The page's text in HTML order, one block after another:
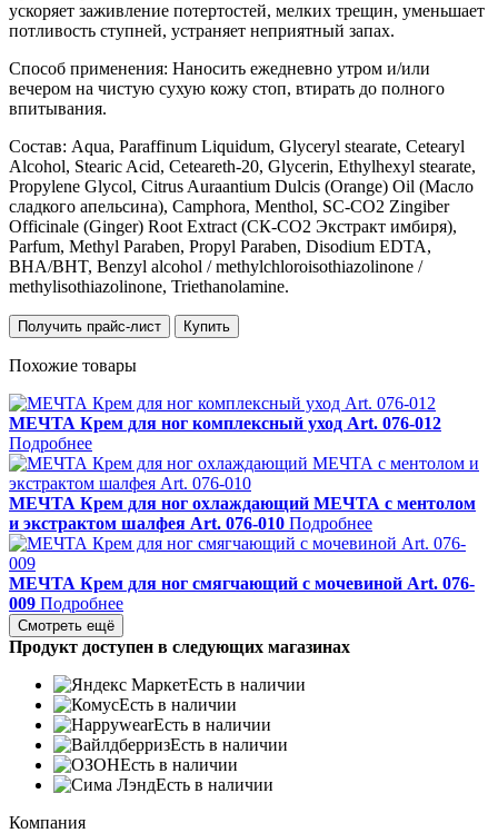
ускоряет заживление потертостей, мелких трещин, уменьшает
потливость ступней, устраняет неприятный запах.
Способ применения: Наносить ежедневно утром и/или
вечером на чистую сухую кожу стоп, втирать до полного
впитывания.
Состав: Aqua, Paraffinum Liquidum, Glyceryl stearate, Cetearyl
Alcohol, Stearic Acid, Ceteareth-20, Glycerin, Ethylhexyl stearate,
Propylene Glycol, Citrus Auraantium Dulcis (Orange) Oil (Масло
сладкого апельсина), Camphora, Menthol, SC-CO2 Zingiber
Officinale (Ginger) Root Extract (СК-СО2 Экстракт имбиря),
Parfum, Methyl Paraben, Propyl Paraben, Disodium EDTA,
BHA/BHT, Benzyl alcohol / methylchloroisothiazolinone /
methylisothiazolinone, Triethanolamine.
Получить прайс-лист Купить
Похожие товары
МЕЧТА Крем для ног комплексный уход Art. 076-012
Подробнее
МЕЧТА Крем для ног охлаждающий МЕЧТА с ментолом
и экстрактом шалфея Art. 076-010 Подробнее
МЕЧТА Крем для ног смягчающий с мочевиной Art. 076-
009 Подробнее
Смотреть ещё
Продукт доступен в следующих магазинах
Есть в наличии
Есть в наличии
Есть в наличии
Есть в наличии
Есть в наличии
Есть в наличии
Компания